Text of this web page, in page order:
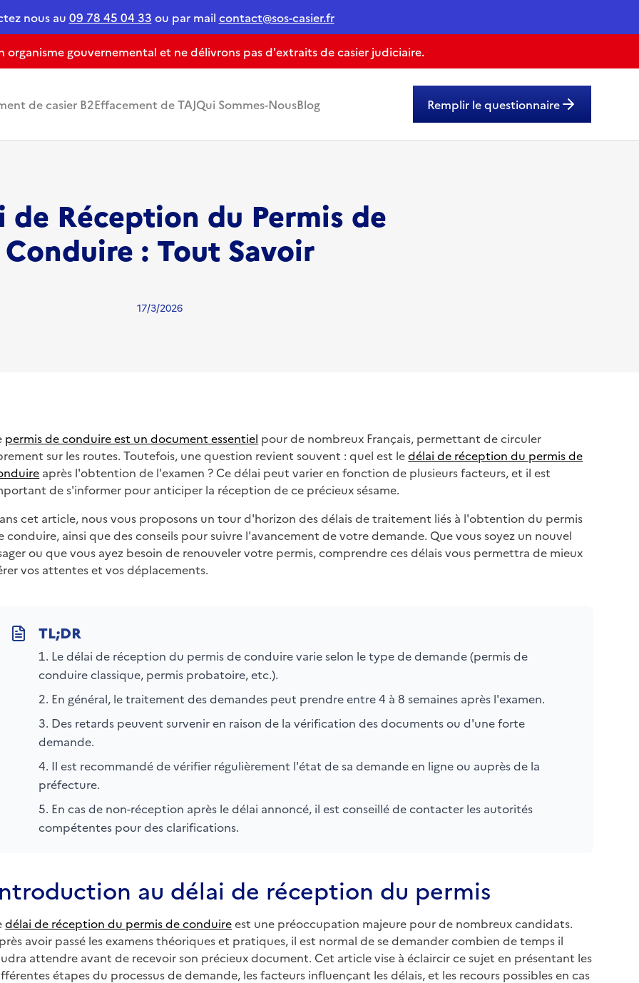
nous au 09 78 45 04 33 ou par mail contact@sos-casier.fr
organisme gouvernemental et ne délivrons pas d'extraits de casier judiciaire.
de casier B2Effacement de TAJQui Sommes-NousBlog Remplir le questionnaire
de Réception du Permis de
Conduire : Tout Savoir
17/3/2026
permis de conduire est un document essentiel pour de nombreux Français, permettant de circuler
sur les routes. Toutefois, une question revient souvent : quel est ledélai de réception du permis de
après l'obtention de l'examen ? Ce délai peut varier en fonction de plusieurs facteurs, et il est
de s'informer pour anticiper la réception de ce précieux sésame.
cet article, nous vous proposons un tour d'horizon des délais de traitement liés à l'obtention du permis
conduire, ainsi que des conseils pour suivre l'avancement de votre demande. Que vous soyez un nouvel
ou que vous ayez besoin de renouveler votre permis, comprendre ces délais vous permettra de mieux
vos attentes et vos déplacements.
Le délai de réception du permis de conduire varie selon le type de demande (permis de
conduire classique, permis probatoire, etc.).
En général, le traitement des demandes peut prendre entre 4 à 8 semaines après l'examen.
Des retards peuvent survenir en raison de la vérification des documents ou d'une forte
demande.
Il est recommandé de vérifier régulièrement l'état de sa demande en ligne ou auprès de la
préfecture.
En cas de non-réception après le délai annoncé, il est conseillé de contacter les autorités
compétentes pour des clarifications.
au délai de réception du permis
délai de réception du permis de conduireest une préoccupation majeure pour de nombreux candidats.
avoir passé les examens théoriques et pratiques, il est normal de se demander combien de temps il
attendre avant de recevoir son précieux document. Cet article vise à éclaircir ce sujet en présentant les
étapes du processus de demande, les facteurs influençant les délais, et les recours possibles en cas